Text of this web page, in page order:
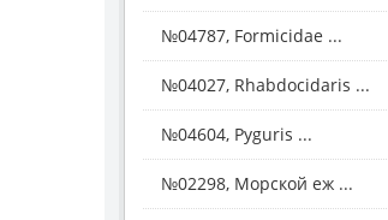
№04787, Formicidae ...
№04027, Rhabdocidaris ...
№04604, Pyguris ...
№02298, Морской еж ...